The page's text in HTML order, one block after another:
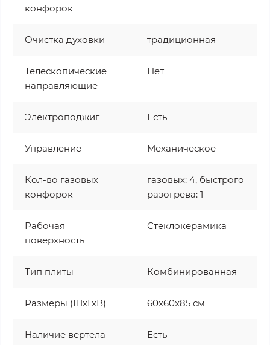
конфорок
Очистка духовки традиционная
Телескопические
направляющие
Нет
Электроподжиг Есть
Управление Механическое
Кол-во газовых
конфорок
газовых: 4, быстрого
разогрева: 1
Рабочая
поверхность
Стеклокерамика
Тип плиты Комбинированная
Размеры (ШхГхВ) 60x60x85 см
Наличие вертела Есть